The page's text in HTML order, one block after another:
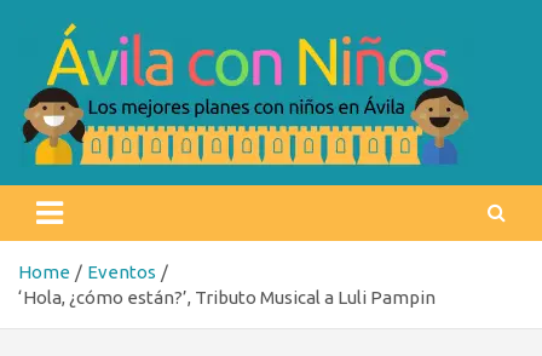
content
Ávila con niños
Home
Eventos
‘Hola, ¿cómo están?’, Tributo Musical a Luli Pampin